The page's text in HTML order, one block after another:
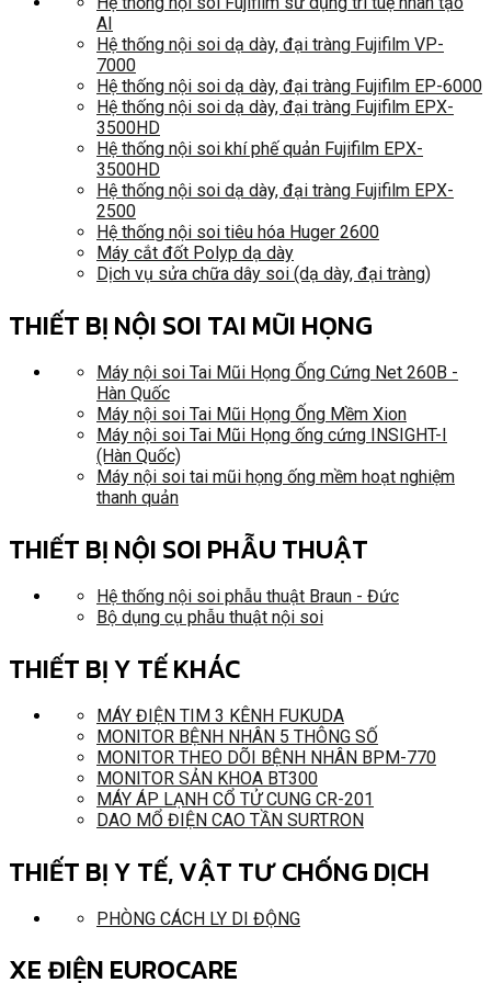
AI
Hệ thống nội soi dạ dày, đại tràng Fujifilm VP-
7000
Hệ thống nội soi dạ dày, đại tràng Fujifilm EP-6000
Hệ thống nội soi dạ dày, đại tràng Fujifilm EPX-
3500HD
Hệ thống nội soi khí phế quản Fujifilm EPX-
3500HD
Hệ thống nội soi dạ dày, đại tràng Fujifilm EPX-
2500
Hệ thống nội soi tiêu hóa Huger 2600
Máy cắt đốt Polyp dạ dày
Dịch vụ sửa chữa dây soi (dạ dày, đại tràng)
THIẾT BỊ NỘI SOI TAI MŨI HỌNG
Máy nội soi Tai Mũi Họng Ống Cứng Net 260B -
Hàn Quốc
Máy nội soi Tai Mũi Họng Ống Mềm Xion
Máy nội soi Tai Mũi Họng ống cứng INSIGHT-I
(Hàn Quốc)
Máy nội soi tai mũi họng ống mềm hoạt nghiệm
thanh quản
THIẾT BỊ NỘI SOI PHẪU THUẬT
Hệ thống nội soi phẫu thuật Braun - Đức
Bộ dụng cụ phẫu thuật nội soi
THIẾT BỊ Y TẾ KHÁC
MÁY ĐIỆN TIM 3 KÊNH FUKUDA
MONITOR BỆNH NHÂN 5 THÔNG SỐ
MONITOR THEO DÕI BỆNH NHÂN BPM-770
MONITOR SẢN KHOA BT300
MÁY ÁP LẠNH CỔ TỬ CUNG CR-201
DAO MỔ ĐIỆN CAO TẦN SURTRON
THIẾT BỊ Y TẾ, VẬT TƯ CHỐNG DỊCH
PHÒNG CÁCH LY DI ĐỘNG
XE ĐIỆN EUROCARE